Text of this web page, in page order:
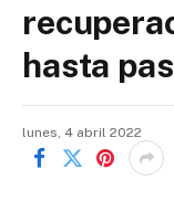
hasta
lunes, 4 abril 2022